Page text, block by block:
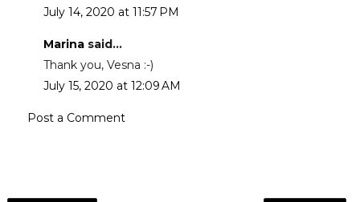
July 14, 2020 at 11:57 PM
Marinasaid...
Thank you, Vesna :-)
July 15, 2020 at 12:09 AM
Post a Comment